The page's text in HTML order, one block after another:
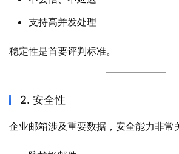
支持高并发处理
稳定性是首要评判标准。
2. 安全性
企业邮箱涉及重要数据，安全能力非常